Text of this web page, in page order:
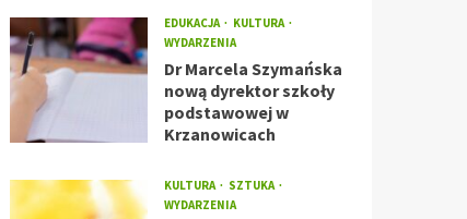
EDUKACJA
KULTURA
WYDARZENIA
Dr Marcela Szymańska
nową dyrektor szkoły
podstawowej w
Krzanowicach
KULTURA
SZTUKA
WYDARZENIA